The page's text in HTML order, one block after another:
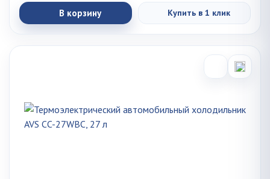
В корзину Купить в 1 клик